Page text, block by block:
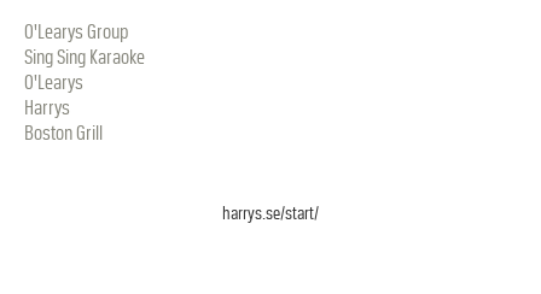
O'Learys Group
Sing Sing Karaoke
O'Learys
Harrys
Boston Grill
harrys.se/start/